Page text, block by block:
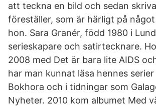
att teckna en bild och sedan
föreställer, som är härligt på
hon. Sara Granér, född 1980 i
serieskapare och satirtecknare.
2008 med Det är bara lite AIDS
har man kunnat läsa hennes
Bokhora och i tidningar som
Nyheter. 2010 kom albumet Med